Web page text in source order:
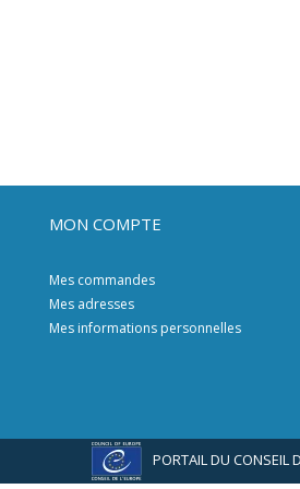
MON COMPTE
Mes commandes
Mes adresses
Mes informations personnelles
PORTAIL DU CONSEIL